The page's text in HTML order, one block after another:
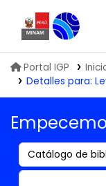
Portal IGP
Detalles para: